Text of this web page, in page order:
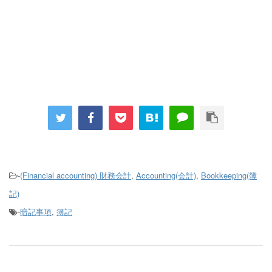
-(Financial accounting) 財務会計, Accounting(会計), Bookkeeping(簿
記)
-暗記事項, 簿記